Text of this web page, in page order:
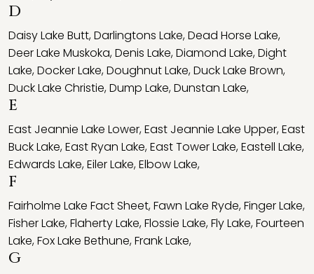
D
Daisy Lake Butt,Darlingtons Lake,Dead Horse Lake,
Deer Lake Muskoka,Denis Lake,Diamond Lake,Dight
Lake,Docker Lake,Doughnut Lake,Duck Lake Brown,
Duck Lake Christie,Dump Lake,Dunstan Lake,
E
East Jeannie Lake Lower,East Jeannie Lake Upper,East
Buck Lake,East Ryan Lake,East Tower Lake,Eastell Lake,
Edwards Lake,Eiler Lake,Elbow Lake,
F
Fairholme Lake Fact Sheet,Fawn Lake Ryde,Finger Lake,
Fisher Lake,Flaherty Lake,Flossie Lake,Fly Lake,Fourteen
Lake,Fox Lake Bethune,Frank Lake,
G